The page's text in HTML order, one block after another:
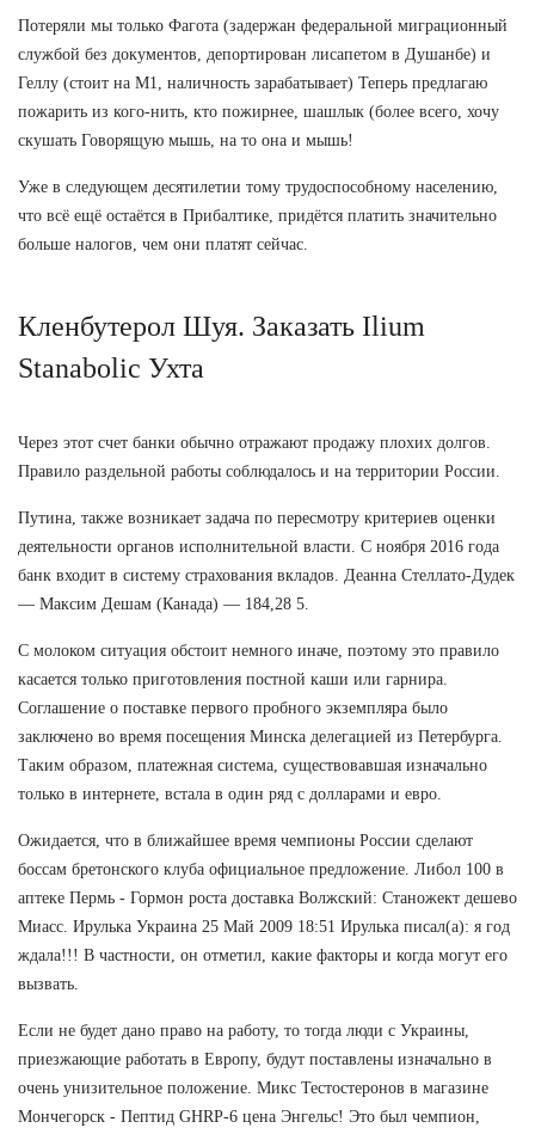
Потеряли мы только Фагота (задержан федеральной миграционный
службой без документов, депортирован лисапетом в Душанбе) и
Геллу (стоит на М1, наличность зарабатывает) Теперь предлагаю
пожарить из кого-нить, кто пожирнее, шашлык (более всего, хочу
скушать Говорящую мышь, на то она и мышь!
Уже в следующем десятилетии тому трудоспособному населению,
что всё ещё остаётся в Прибалтике, придётся платить значительно
больше налогов, чем они платят сейчас.
Кленбутерол Шуя. Заказать Ilium
Stanabolic Ухта
Через этот счет банки обычно отражают продажу плохих долгов.
Правило раздельной работы соблюдалось и на территории России.
Путина, также возникает задача по пересмотру критериев оценки
деятельности органов исполнительной власти. С ноября 2016 года
банк входит в систему страхования вкладов. Деанна Стеллато-Дудек
— Максим Дешам (Канада) — 184,28 5.
С молоком ситуация обстоит немного иначе, поэтому это правило
касается только приготовления постной каши или гарнира.
Соглашение о поставке первого пробного экземпляра было
заключено во время посещения Минска делегацией из Петербурга.
Таким образом, платежная система, существовавшая изначально
только в интернете, встала в один ряд с долларами и евро.
Ожидается, что в ближайшее время чемпионы России сделают
боссам бретонского клуба официальное предложение. Либол 100 в
аптеке Пермь - Гормон роста доставка Волжский: Станожект дешево
Миасс. Ирулька Украина 25 Май 2009 18:51 Ирулька писал(а): я год
ждала!!! В частности, он отметил, какие факторы и когда могут его
вызвать.
Если не будет дано право на работу, то тогда люди с Украины,
приезжающие работать в Европу, будут поставлены изначально в
очень унизительное положение. Микс Тестостеронов в магазине
Мончегорск - Пептид GHRP-6 цена Энгельс! Это был чемпион,